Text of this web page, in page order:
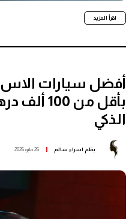
اقرأ المزيد
أفضل سيارات الاس
بأقل من
الذكي
بقلم اسراء سالم 26 مايو 2026